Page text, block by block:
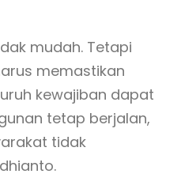
mudah. Tetapi
memastikan
kewajiban dapat
tetap berjalan,
tidak